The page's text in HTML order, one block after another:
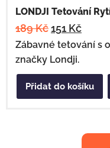
LONDJI Tetování
189Kč151 Kč
Zábavné tetování s
značky Londji.
Přidat do košíku